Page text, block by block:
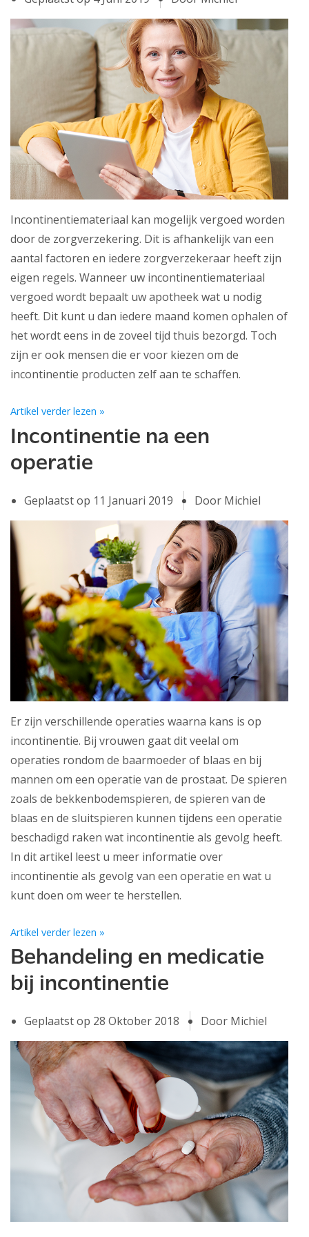
Abonnement
Incontinentiemateriaal kan mogelijk vergoed worden
door de zorgverzekering. Dit is afhankelijk van een
aantal factoren en iedere zorgverzekeraar heeft zijn
eigen regels. Wanneer uw incontinentiemateriaal
vergoed wordt bepaalt uw apotheek wat u nodig
heeft. Dit kunt u dan iedere maand komen ophalen of
het wordt eens in de zoveel tijd thuis bezorgd. Toch
zijn er ook mensen die er voor kiezen om de
incontinentie producten zelf aan te schaffen.
Artikel verder lezen »
Incontinentie na een
operatie
Geplaatst op 11 Januari 2019 Door Michiel
Er zijn verschillende operaties waarna kans is op
incontinentie. Bij vrouwen gaat dit veelal om
operaties rondom de baarmoeder of blaas en bij
mannen om een operatie van de prostaat. De spieren
zoals de bekkenbodemspieren, de spieren van de
blaas en de sluitspieren kunnen tijdens een operatie
beschadigd raken wat incontinentie als gevolg heeft.
In dit artikel leest u meer informatie over
incontinentie als gevolg van een operatie en wat u
kunt doen om weer te herstellen.
Artikel verder lezen »
Behandeling en medicatie
bij incontinentie
Geplaatst op 28 Oktober 2018 Door Michiel